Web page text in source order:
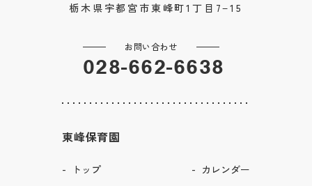
栃木県宇都宮市東峰町1丁目7−15
お問い合わせ
028-662-6638
東峰保育園
トップ カレンダー